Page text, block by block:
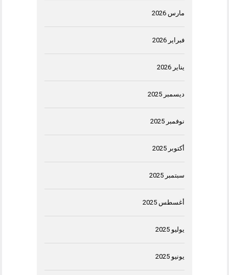
مارس 2026
فبراير 2026
يناير 2026
ديسمبر 2025
نوفمبر 2025
أكتوبر 2025
سبتمبر 2025
أغسطس 2025
يوليو 2025
يونيو 2025